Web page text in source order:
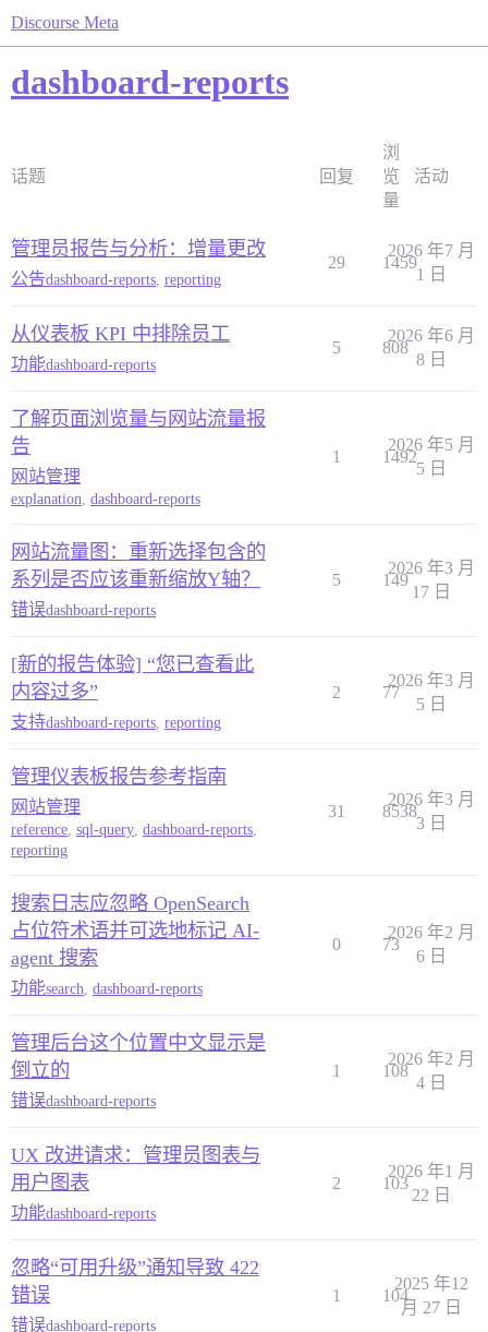
Discourse Meta
dashboard-reports
话题 回复
浏
览
量
活动
管理员报告与分析：增量更改
公告dashboard-reports reporting
29 1459
2026 年7 月
1 日
从仪表板 KPI 中排除员工
功能dashboard-reports
5 808
2026 年6 月
8 日
了解页面浏览量与网站流量报
告
网站管理
explanation, dashboard-reports
1 1492
2026 年5 月
5 日
网站流量图：重新选择包含的
系列是否应该重新缩放Y轴？
错误dashboard-reports
5 149
2026 年3 月
17 日
[新的报告体验] “您已查看此
内容过多”
支持dashboard-reports reporting
2 77
2026 年3 月
5 日
管理仪表板报告参考指南
网站管理
reference, sql-query, dashboard-reports,
reporting
31 8538
2026 年3 月
3 日
搜索日志应忽略 OpenSearch
占位符术语并可选地标记 AI-
agent 搜索
功能search dashboard-reports
0 73
2026 年2 月
6 日
管理后台这个位置中文显示是
倒立的
错误dashboard-reports
1 108
2026 年2 月
4 日
UX 改进请求：管理员图表与
用户图表
功能dashboard-reports
2 103
2026 年1 月
22 日
忽略“可用升级”通知导致 422
错误
错误dashboard-reports
1 104
2025 年12
月 27 日